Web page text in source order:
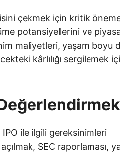
çekmek için kritik
potansiyellerini ve piyasa
maliyetleri, yaşam boyu
kârlılığı sergilemek
ile ilgili gereksinimleri
SEC raporlaması,